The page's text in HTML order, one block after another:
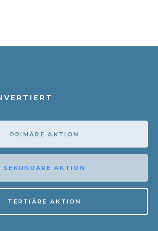
PRIMÄRE AKTION
SEKUNDÄRE AKTION
TERTIÄRE AKTION